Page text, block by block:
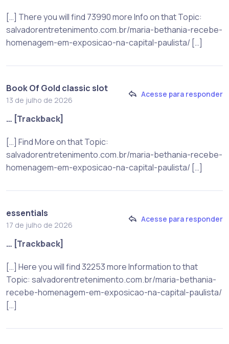
[…] There you will find 73990 more Info on that Topic:
salvadorentretenimento.com.br/maria-bethania-recebe-
homenagem-em-exposicao-na-capital-paulista/ […]
Book Of Gold classic slot
13 de julho de 2026
Acesse para responder
… [Trackback]
[…] Find More on that Topic:
salvadorentretenimento.com.br/maria-bethania-recebe-
homenagem-em-exposicao-na-capital-paulista/ […]
essentials
17 de julho de 2026
Acesse para responder
… [Trackback]
[…] Here you will find 32253 more Information to that
Topic: salvadorentretenimento.com.br/maria-bethania-
recebe-homenagem-em-exposicao-na-capital-paulista/
[…]